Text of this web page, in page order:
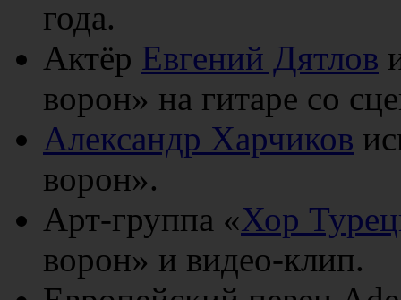
года.
Актёр Евгений Дятлов
ворон» на гитаре со
Александр Харчиков
ворон».
Арт-группа «Хор
ворон» и видео-клип.